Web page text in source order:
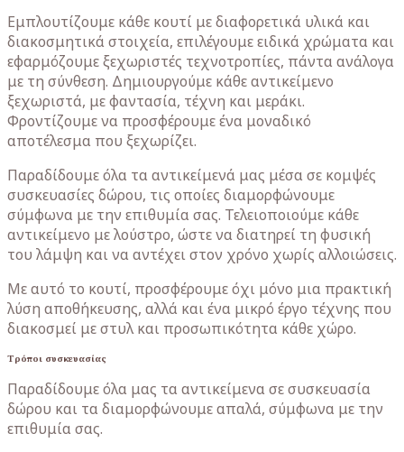
Εμπλουτίζουμε κάθε κουτί με διαφορετικά υλικά και
διακοσμητικά στοιχεία, επιλέγουμε ειδικά χρώματα και
εφαρμόζουμε ξεχωριστές τεχνοτροπίες, πάντα ανάλογα
με τη σύνθεση. Δημιουργούμε κάθε αντικείμενο
ξεχωριστά, με φαντασία, τέχνη και μεράκι.
Φροντίζουμε να προσφέρουμε ένα μοναδικό
αποτέλεσμα που ξεχωρίζει.
Παραδίδουμε όλα τα αντικείμενά μας μέσα σε κομψές
συσκευασίες δώρου, τις οποίες διαμορφώνουμε
σύμφωνα με την επιθυμία σας. Τελειοποιούμε κάθε
αντικείμενο με λούστρο, ώστε να διατηρεί τη φυσική
του λάμψη και να αντέχει στον χρόνο χωρίς αλλοιώσεις.
Με αυτό το κουτί, προσφέρουμε όχι μόνο μια πρακτική
λύση αποθήκευσης, αλλά και ένα μικρό έργο τέχνης που
διακοσμεί με στυλ και προσωπικότητα κάθε χώρο.
Τρόποι συσκευασίας
Παραδίδουμε όλα μας τα αντικείμενα σε συσκευασία
δώρου και τα διαμορφώνουμε απαλά, σύμφωνα με την
επιθυμία σας.